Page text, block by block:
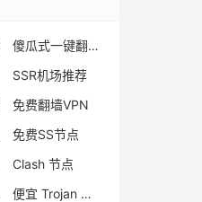
傻瓜式一键翻墙VPN客户端
SSR机场推荐
免费翻墙VPN
免费SS节点
Clash 节点
便宜 Trojan 购买